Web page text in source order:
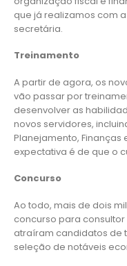
que já realizamos com
secretária.
Treinamento
A partir de agora, os
vão passar por
desenvolver as
novos servidores,
Planejamento, Finanças
expectativa é de que o
Concurso
Ao todo, mais de dois
concurso para consultor
atraíram candidatos de
seleção de notáveis